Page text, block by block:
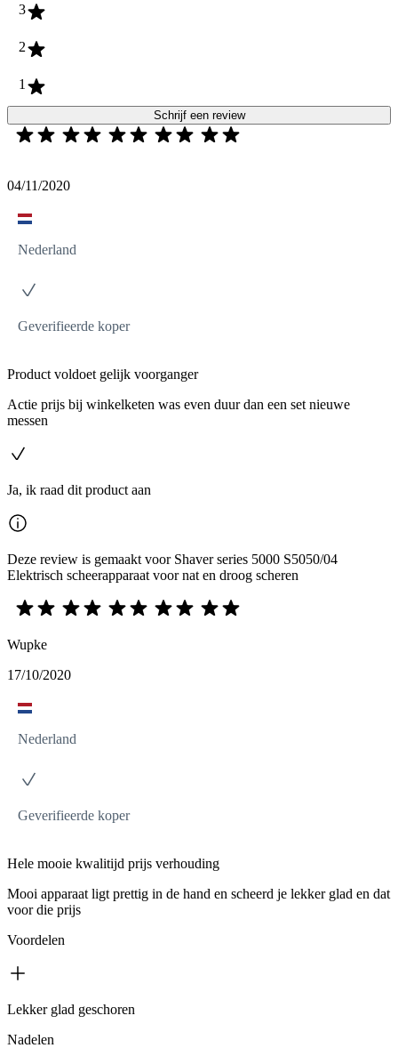
3
2
1
Schrijf een review
04/11/2020
Nederland
Geverifieerde koper
Product voldoet gelijk voorganger
Actie prijs bij winkelketen was even duur dan een set nieuwe
messen
Ja, ik raad dit product aan
Deze review is gemaakt voor Shaver series 5000 S5050/04
Elektrisch scheerapparaat voor nat en droog scheren
Wupke
17/10/2020
Nederland
Geverifieerde koper
Hele mooie kwalitijd prijs verhouding
Mooi apparaat ligt prettig in de hand en scheerd je lekker glad en dat
voor die prijs
Voordelen
Lekker glad geschoren
Nadelen